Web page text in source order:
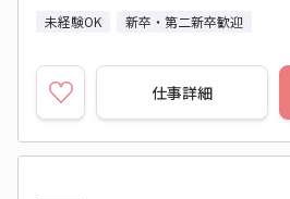
未経験OK 新卒・第二新卒歓迎
仕事詳細